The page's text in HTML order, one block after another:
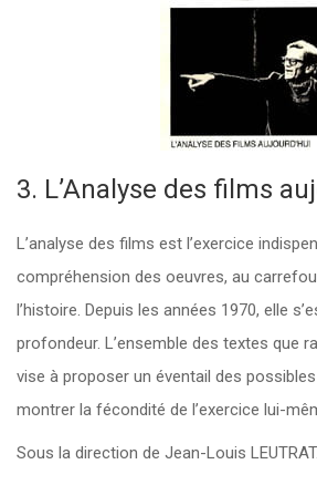
3. L’Analyse des films
L’analyse des films est l’exercice
compréhension des oeuvres, au
l’histoire. Depuis les années 1970, elle
profondeur. L’ensemble des textes que
vise à proposer un éventail des
montrer la fécondité de l’exercice lui-
Sous la direction de Jean-Louis LEUTRAT.